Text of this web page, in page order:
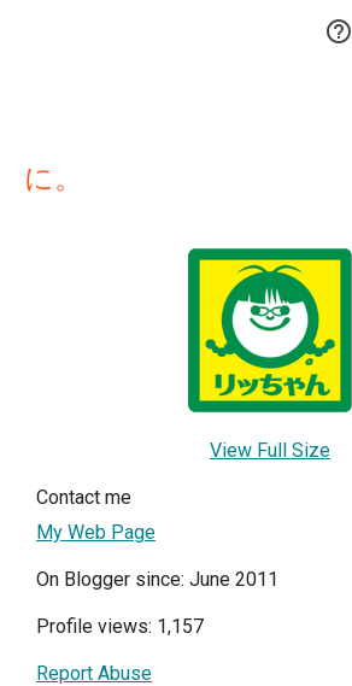

に。
View Full Size
Contact me
My Web Page
On Blogger since: June 2011
Profile views: 1,157
Report Abuse